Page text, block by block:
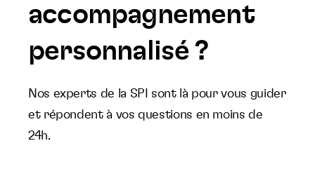
accompagnement
personnalisé ?
Nos experts de la SPI sont là pour vous guider
et répondent à vos questions en moins de
24h.